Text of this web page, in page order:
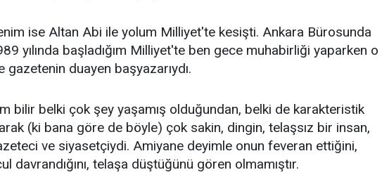
ise Altan Abi ile yolum Milliyet'te kesişti. Ankara Bürosunda
yılında başladığım Milliyet'te ben gece muhabirliği yaparken o
gazetenin duayen başyazarıydı.
bilir belki çok şey yaşamış olduğundan, belki de karakteristik
(ki bana göre de böyle) çok sakin, dingin, telaşsız bir insan,
ve siyasetçiydi. Amiyane deyimle onun feveran ettiğini,
davrandığını, telaşa düştüğünü gören olmamıştır.